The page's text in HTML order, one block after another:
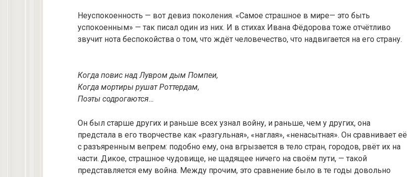
Неуспокоенность — вот девиз поколения. «Самое страшное в мире— это быть
успокоенным» — так писал один из них. И в стихах Ивана Фёдорова тоже отчётливо
звучит нота беспокойства о том, что ждёт человечество, что надвигается на его страну.
Когда повис над Лувром дым Помпеи,
Когда мортиры рушат Роттердам,
Поэты содрогаются…
Он был старше других и раньше всех узнал войну, и раньше, чем у других, она
предстала в его творчестве как «разгульная», «наглая», «ненасытная». Он сравнивает её
с разъяренным вепрем: подобно ему, она вгрызается в тело стран, городов, рвёт их на
части. Дикое, страшное чудовище, не щадящее ничего на своём пути, — такой
представляется ему война. Между прочим, это сравнение было в те годы довольно